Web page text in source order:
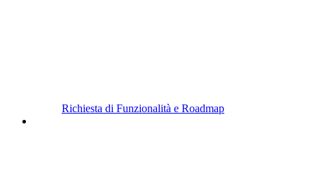
Richiesta di Funzionalità e Roadmap